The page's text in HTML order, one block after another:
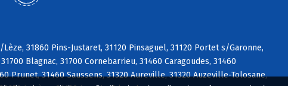
31860 Pins-Justaret, 31120 Pinsaguel, 31120 Portet s/Garonne,
Blagnac, 31700 Cornebarrieu, 31460 Caragoudes, 31460
Prunet, 31460 Saussens, 31320 Aureville, 31320 Auzeville-Tolosane,